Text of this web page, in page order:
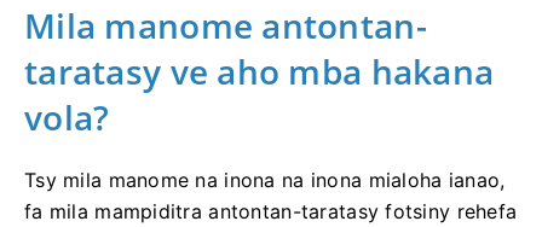
Mila manome antontan-
taratasy ve aho mba hakana
vola?
Tsy mila manome na inona na inona mialoha ianao,
fa mila mampiditra antontan-taratasy fotsiny rehefa